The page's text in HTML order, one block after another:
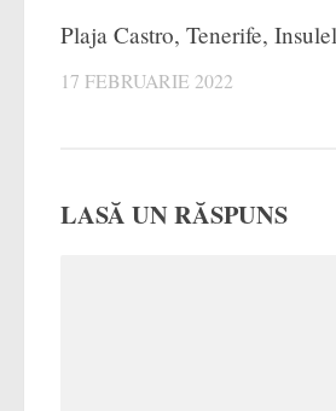
Plaja Castro, Tenerife,
17 FEBRUARIE 2022
LASĂ UN RĂSPUNS